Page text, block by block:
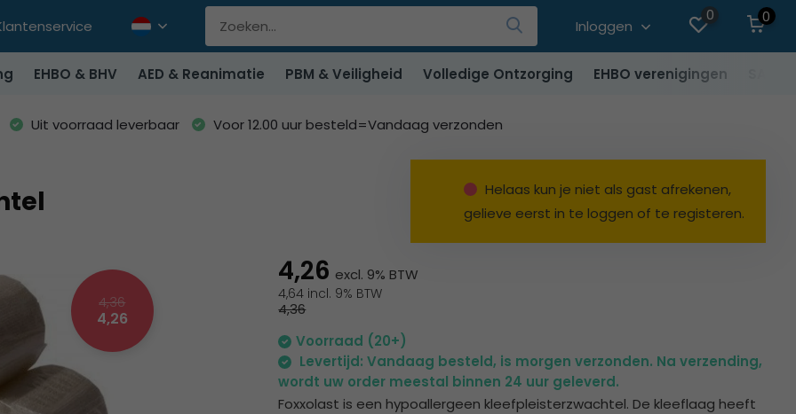
Inloggen
0
0
EHBO & BHV AED & Reanimatie PBM & Veiligheid Volledige Ontzorging EHBO verenigingen
Uit voorraad leverbaar Voor 12.00 uur besteld=Vandaag verzonden
Helaas kun je niet als gast afrekenen,
gelieve eerst in te loggen of te registeren.
4,36
4,26
4,26 excl. 9% BTW
4,64 incl. 9% BTW
4,36
Voorraad (20+)
Levertijd: Vandaag besteld, is morgen verzonden. Na verzending,
wordt uw order meestal binnen 24 uur geleverd.
Foxxolast is een hypoallergeen kleefpleisterzwachtel. De kleeflaag heeft